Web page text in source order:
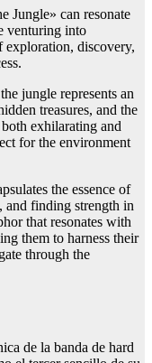
Jungle» can resonate
venturing into
exploration, discovery,
jungle represents an
treasures, and the
exhilarating and
for the environment
the essence of
and finding strength in
that resonates with
them to harness their
through the
de la banda de hard